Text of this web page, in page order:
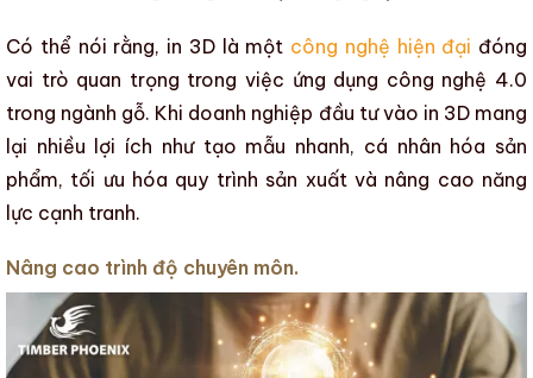
Có thể nói rằng, in 3D là một công nghệ hiện đại đóng
vai trò quan trọng trong việc ứng dụng công nghệ 4.0
trong ngành gỗ. Khi doanh nghiệp đầu tư vào in 3D mang
lại nhiều lợi ích như tạo mẫu nhanh, cá nhân hóa sản
phẩm, tối ưu hóa quy trình sản xuấtvà nâng cao năng
lực cạnh tranh.
Nâng cao trình độ chuyên môn.